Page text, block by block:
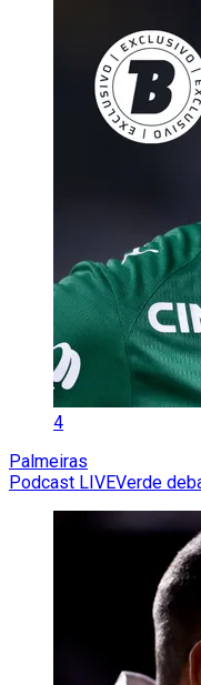
4
Palmeiras
Podcast LIVEVerde